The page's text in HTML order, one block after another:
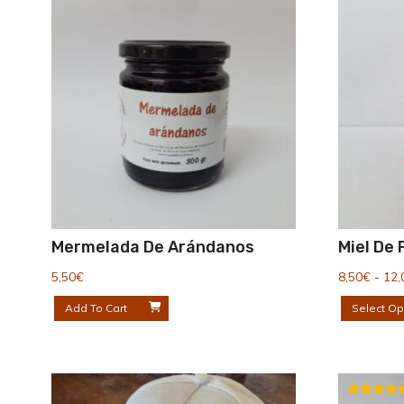
Mermelada De Arándanos
5,50€
Add To Cart
Miel De
8,50€ -
Select